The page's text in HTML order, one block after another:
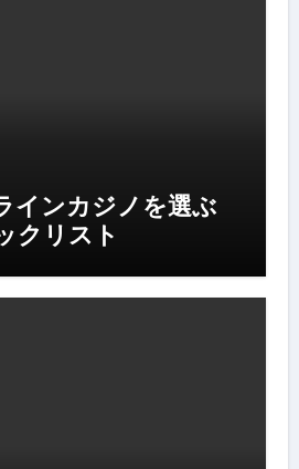
インカジノを選ぶ
クリスト